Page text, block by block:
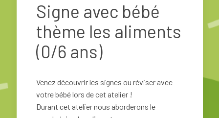
Signe avec bébé
thème les aliments
(0/6 ans)
Venez découvrir les signes ou réviser avec
votre bébé lors de cet atelier !
Durant cet atelier nous aborderons le